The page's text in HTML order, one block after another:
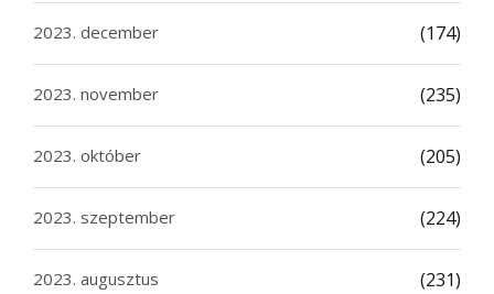
2023. december (174)
2023. november (235)
2023. október (205)
2023. szeptember (224)
2023. augusztus (231)